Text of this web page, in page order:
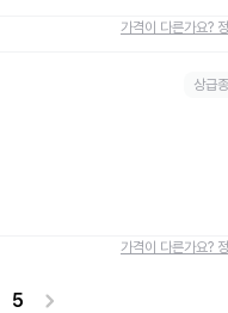
가격이 다른가요?
상급
가격이 다른가요?
5